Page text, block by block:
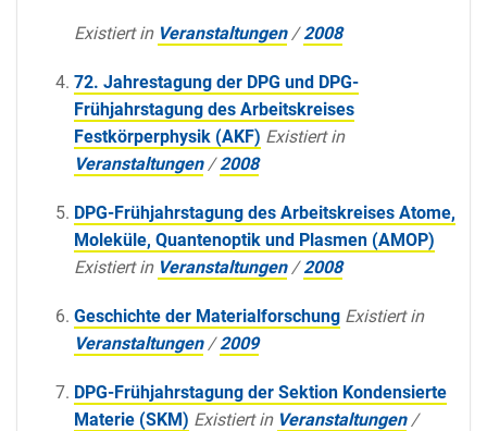
Existiert in Veranstaltungen /2008
72. Jahrestagung der DPG und DPG-
Frühjahrstagung des Arbeitskreises
Festkörperphysik (AKF) Existiert in
Veranstaltungen /2008
DPG-Frühjahrstagung des Arbeitskreises Atome,
Moleküle, Quantenoptik und Plasmen (AMOP)
Existiert in Veranstaltungen /2008
Geschichte der Materialforschung Existiert in
Veranstaltungen /2009
DPG-Frühjahrstagung der Sektion Kondensierte
Materie (SKM) Existiert in Veranstaltungen /